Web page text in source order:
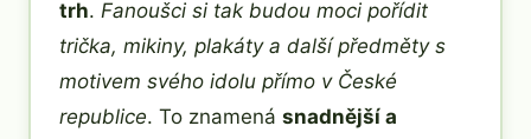
trh. Fanoušci si tak budou moci pořídit
trička, mikiny, plakáty a další předměty s
motivem svého idolu přímo v České
republice. To znamená snadnější a